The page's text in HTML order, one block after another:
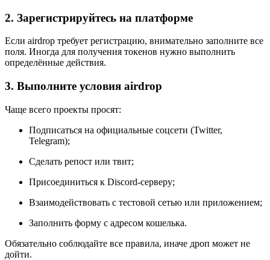
2. Зарегистрируйтесь на платформе
Если airdrop требует регистрацию, внимательно заполните все
поля. Иногда для получения токенов нужно выполнить
определённые действия.
3. Выполните условия airdrop
Чаще всего проекты просят:
Подписаться на официальные соцсети (Twitter,
Telegram);
Сделать репост или твит;
Присоединиться к Discord-серверу;
Взаимодействовать с тестовой сетью или приложением;
Заполнить форму с адресом кошелька.
Обязательно соблюдайте все правила, иначе дроп может не
дойти.